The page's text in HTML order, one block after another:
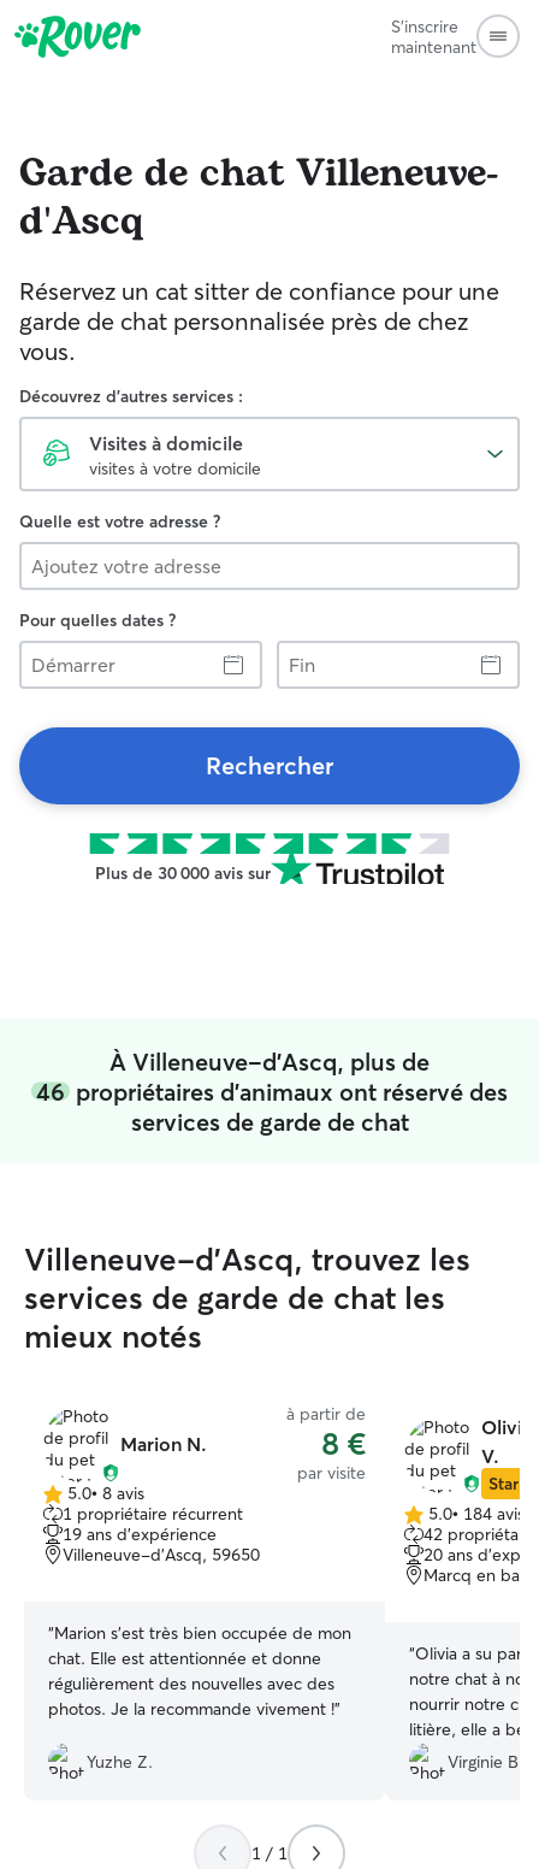
S'inscrire
maintenant
Garde de chatVilleneuve-
d'Ascq
Réservez un cat sitter de confiance pour une
garde de chat personnalisée près de chez
vous.
Découvrez d'autres services :
Visites à domicile
visites à votre domicile
Quelle est votre adresse ?
Pour quelles dates ?
Démarrer
Fin
Rechercher
Plus de 30 000 avis sur
À Villeneuve-d'Ascq, plus de
46 propriétaires d'animaux ont réservé des
services de garde de chat
Villeneuve-d'Ascq, trouvez les
services de garde de chat les
mieux notés
Marion N.
à partir de
8 €
par visite
5.0 étoile(s)
sur
5
5.0• 8 avis
1 propriétaire récurrent
19 ans d'expérience
Villeneuve-d'Ascq, 59650
“Marion s'est très bien occupée de mon
chat. Elle est attentionnée et donne
régulièrement des nouvelles avec des
photos. Je la recommande vivement !”
Yuzhe Z.
Olivia
V.
Star
5.0 étoile(s)
sur
5
5.0• 184 avis
42
20 ans
Marcq en
“Olivia a su
notre chat à
nourrir notre
litière, elle a
s’en est occupé
petites vidéos
Virginie B.
1 / 1